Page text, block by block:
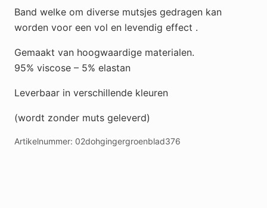
blad
376
Band welke om diverse mutsjes gedragen kan
worden voor een vol en levendig effect .
Gemaakt van hoogwaardige materialen.
95% viscose – 5% elastan
Leverbaar in verschillende kleuren
(wordt zonder muts geleverd)
Artikelnummer: 02dohgingergroenblad376